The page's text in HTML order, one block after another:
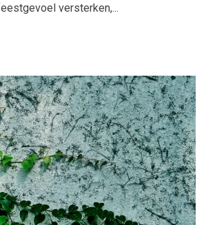
versterken,...